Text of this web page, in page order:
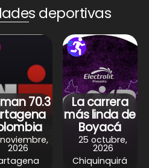
b
o
st a
m
deportivas
70.3
2026
La carrera
más linda de
Boyacá
25 octubre,
2026
Chiquinquirá